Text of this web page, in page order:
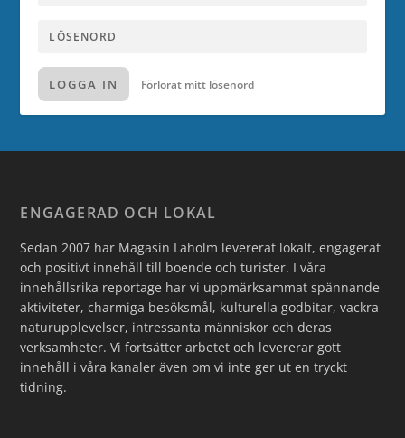
LOGGA IN Förlorat mitt lösenord
ENGAGERAD OCH LOKAL
Sedan 2007 har Magasin Laholm levererat lokalt, engagerat
och positivt innehåll till boende och turister. I våra
innehållsrika reportage har vi uppmärksammat spännande
aktiviteter, charmiga besöksmål, kulturella godbitar, vackra
naturupplevelser, intressanta människor och deras
verksamheter. Vi fortsätter arbetet och levererar gott
innehåll i våra kanaler även om vi inte ger ut en tryckt
tidning.